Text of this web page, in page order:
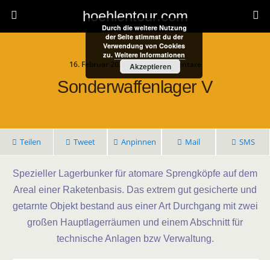
hoehlentour.com
16. Februar 2025 • Keine Kommentare
Sonderwaffenlager V
Teilen Tweet Anpinnen Mail SMS
Spezieller Lagerbunker für atomare Sprengköpfe auf dem
Areal einer Raketenbasis. Das extrem gut gesicherte und
getarnte Objekt bestand aus einer Art Durchgang mit zwei
großen Hauptlagerräumen und einem Abschnitt für
technische Anlagen bzw Verwaltung.
Durch die weitere Nutzung
der Seite stimmst du der
Verwendung von Cookies
zu. Weitere Informationen
Akzeptieren